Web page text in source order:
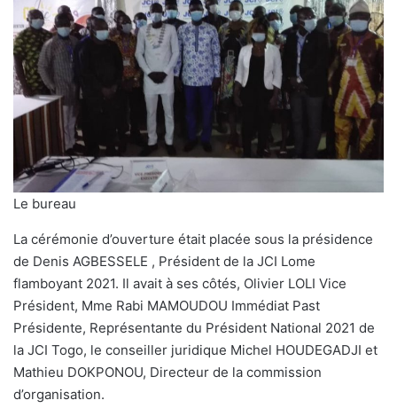
Le bureau
La cérémonie d’ouverture était placée sous la présidence
de Denis AGBESSELE , Président de la JCI Lome
flamboyant 2021. Il avait à ses côtés, Olivier LOLI Vice
Président, Mme Rabi MAMOUDOU Immédiat Past
Présidente, Représentante du Président National 2021 de
la JCI Togo, le conseiller juridique Michel HOUDEGADJI et
Mathieu DOKPONOU, Directeur de la commission
d’organisation.